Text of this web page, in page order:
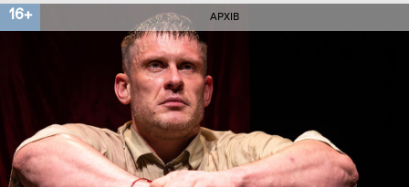
16+ АРХІВ